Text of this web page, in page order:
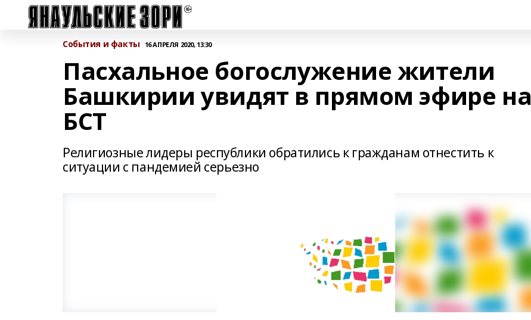
События и факты 16 АПРЕЛЯ 2020, 13:30
Пасхальное богослужение жители
Башкирии увидят в прямом эфире на
БСТ
Религиозные лидеры республики обратились к гражданам отнестить к
ситуации с пандемией серьезно